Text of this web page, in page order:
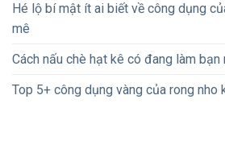
Hé lộ bí mật ít ai biết về công dụng
mê
Cách nấu chè hạt kê có đang làm bạn
Top 5+ công dụng vàng của rong nho